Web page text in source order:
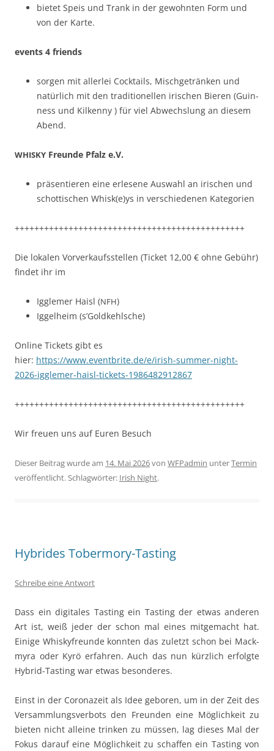
bietet Speis und Trank in der gewohn­ten Form und
von der Karte.
events 4 friends
sor­gen mit aller­lei Cock­tails, Mis­chgetränken und
natür­lich mit den tra­di­tionellen irischen Bieren (Guin­
ness und Kilken­ny ) für viel Abwech­slung an diesem
Abend.
WHISKY Fre­unde Pfalz e.V.
präsen­tieren eine erlesene Auswahl an irischen und
schot­tis­chen Whisk(e)ys in ver­schiede­nen Kategorien
+++++++++++++++++++++++++++++++++++++++++++++++
Die lokalen Vorverkauf­sstellen (Tick­et 12,00 € ohne Gebühr)
find­et ihr im
Iggle­mer Haisl (NFH)
Iggel­heim (s’Gold­kehlsche)
Online Tick­ets gibt es
hier: https://www.eventbrite.de/e/irish-summer-night-
2026-igglemer-haisl-tickets-1986482912867
+++++++++++++++++++++++++++++++++++++++++++++++
Wir freuen uns auf Euren Besuch
Dieser Beitrag wurde am 14. Mai 2026von WFPadmin unterTermin
veröffentlicht. Schlagwörter: Irish Night.
Hybrides Tobermory-Tasting
Schreibe eine Antwort
Dass ein dig­i­tales Tast­ing ein Tast­ing der etwas anderen
Art ist, weiß jed­er der schon mal eines mit­gemacht hat.
Einige Whiskyfre­unde kon­nten das zulet­zt schon bei Mack­
myra oder Kyrö erfahren. Auch das nun kür­zlich erfol­gte
Hybrid-Tast­ing war etwas besonderes.
Einst in der Coro­n­azeit als Idee geboren, um in der Zeit des
Ver­samm­lungsver­bots den Fre­un­den eine Möglichkeit zu
bieten nicht alleine trinken zu müssen, lag dieses Mal der
Fokus darauf eine Möglichkeit zu schaf­fen ein Tast­ing von